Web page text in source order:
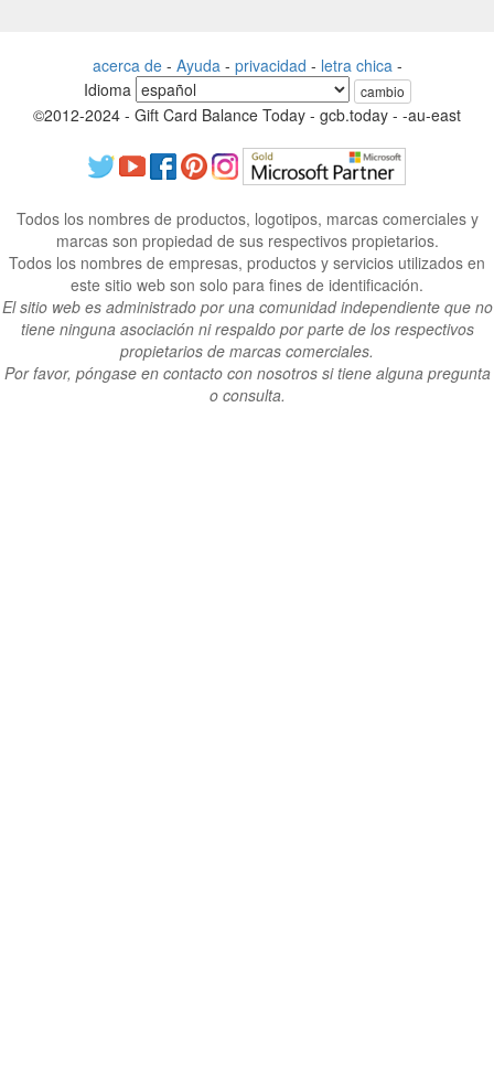
acerca de- Ayuda - privacidad - letra chica -
Idioma
cambio
©2012-2024 - Gift Card Balance Today - gcb.today - -au-east
Todos los nombres de productos, logotipos, marcas comerciales y
marcas son propiedad de sus respectivos propietarios.
Todos los nombres de empresas, productos y servicios utilizados en
este sitio web son solo para fines de identificación.
El sitio web es administrado por una comunidad independiente que no
tiene ninguna asociación ni respaldo por parte de los respectivos
propietarios de marcas comerciales.
Por favor, póngase en contacto con nosotros si tiene alguna pregunta
o consulta.